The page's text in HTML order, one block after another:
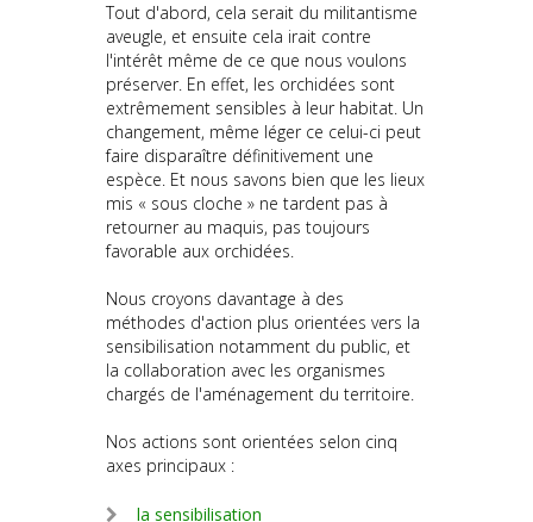
Tout d'abord, cela serait du militantisme
aveugle, et ensuite cela irait contre
l'intérêt même de ce que nous voulons
préserver. En effet, les orchidées sont
extrêmement sensibles à leur habitat. Un
changement, même léger ce celui-ci peut
faire disparaître définitivement une
espèce. Et nous savons bien que les lieux
mis « sous cloche » ne tardent pas à
retourner au maquis, pas toujours
favorable aux orchidées.
Nous croyons davantage à des
méthodes d'action plus orientées vers la
sensibilisation notamment du public, et
la collaboration avec les organismes
chargés de l'aménagement du territoire.
Nos actions sont orientées selon cinq
axes principaux :
la sensibilisation